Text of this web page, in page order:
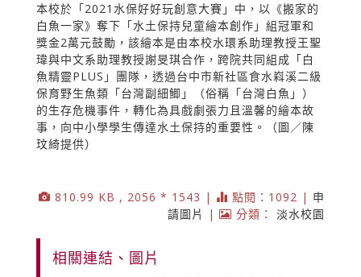
本校於「2021水保好好玩創意大賽」中，以《搬家的
白魚一家》奪下「水土保持兒童繪本創作」組冠軍和
獎金2萬元鼓勵，該繪本是由本校水環系助理教授王聖
瑋與中文系助理教授謝旻琪合作，跨院共同組成「白
魚精靈PLUS」團隊，透過台中市新社區食水嵙溪二級
保育野生魚類「台灣副細鯽」（俗稱「台灣白魚」）
的生存危機事件，轉化為具戲劇張力且溫馨的繪本故
事，向中小學學生傳達水土保持的重要性。（圖／陳
玟綺提供）
810.99 KB , 2056 * 1543 | 點閱：1092 | 申
請圖片
| 分類： 淡水校園
相關連結、圖片